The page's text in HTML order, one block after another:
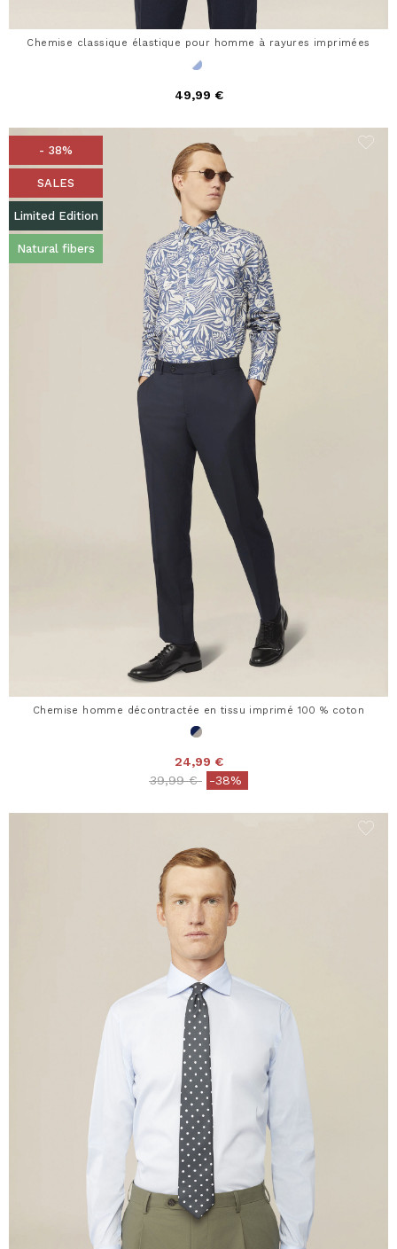
Chemise classique élastique pour homme à rayures imprimées
49,99 €
- 38%
SALES
Limited Edition
Natural fibers
Chemise homme décontractée en tissu imprimé 100 % coton
24,99 €
Price reduced from
39,99 €to-38%